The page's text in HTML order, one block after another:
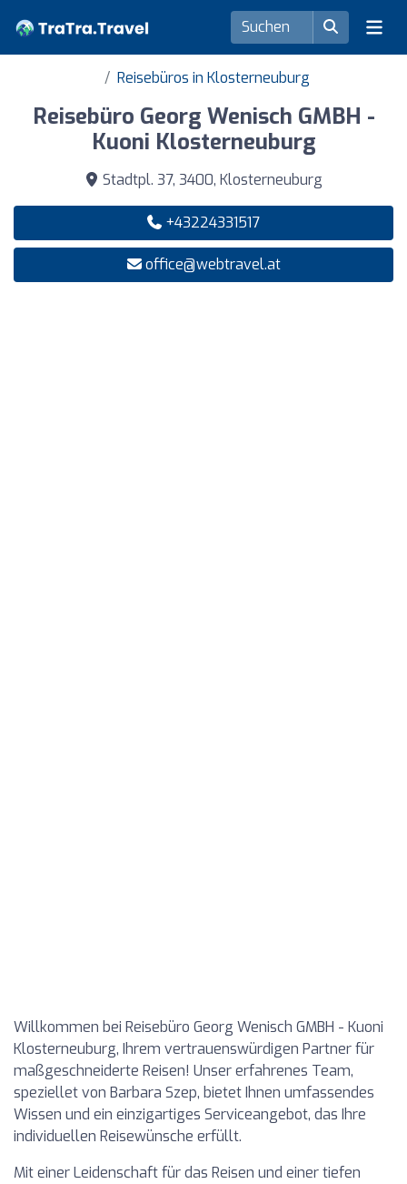
Reisebüros in Klosterneuburg
Reisebüro Georg Wenisch GMBH -
Kuoni Klosterneuburg
Stadtpl. 37, 3400, Klosterneuburg
+43224331517
office@webtravel.at
Willkommen bei Reisebüro Georg Wenisch GMBH - Kuoni
Klosterneuburg, Ihrem vertrauenswürdigen Partner für
maßgeschneiderte Reisen! Unser erfahrenes Team,
speziellet von Barbara Szep, bietet Ihnen umfassendes
Wissen und ein einzigartiges Serviceangebot, das Ihre
individuellen Reisewünsche erfüllt.
Mit einer Leidenschaft für das Reisen und einer tiefen